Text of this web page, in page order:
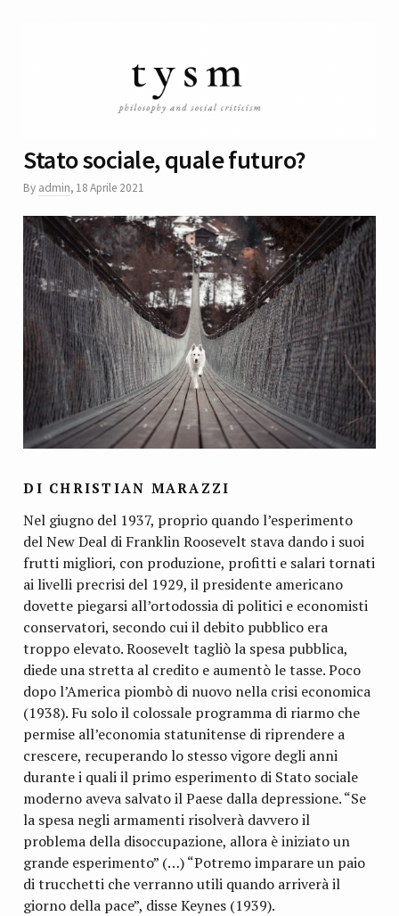
Stato sociale, quale futuro?
By admin, 18 Aprile 2021
DI CHRISTIAN MARAZZI
Nel giugno del 1937, proprio quando l’esperimento
del New Deal di Franklin Roosevelt stava dando i suoi
frutti migliori, con produzione, profitti e salari tornati
ai livelli precrisi del 1929, il presidente americano
dovette piegarsi all’ortodossia di politici e economisti
conservatori, secondo cui il debito pubblico era
troppo elevato. Roosevelt tagliò la spesa pubblica,
diede una stretta al credito e aumentò le tasse. Poco
dopo l’America piombò di nuovo nella crisi economica
(1938). Fu solo il colossale programma di riarmo che
permise all’economia statunitense di riprendere a
crescere, recuperando lo stesso vigore degli anni
durante i quali il primo esperimento di Stato sociale
moderno aveva salvato il Paese dalla depressione. “Se
la spesa negli armamenti risolverà davvero il
problema della disoccupazione, allora è iniziato un
grande esperimento” (…) “Potremo imparare un paio
di trucchetti che verranno utili quando arriverà il
giorno della pace”, disse Keynes (1939).